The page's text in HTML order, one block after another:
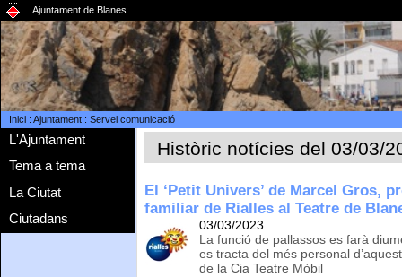
Ajuntament de Blanes
Inici: Ajuntament: Servei comunicació
L'Ajuntament
Tema a tema
La Ciutat
Ciutadans
Històric notícies del 03/03/
El ‘Petit Univers’ de Marcel Gros,
familiar de Rialles al Teatre de
03/03/2023
La funció de pallassos es farà
es tracta del més personal
de la Cia Teatre Mòbil